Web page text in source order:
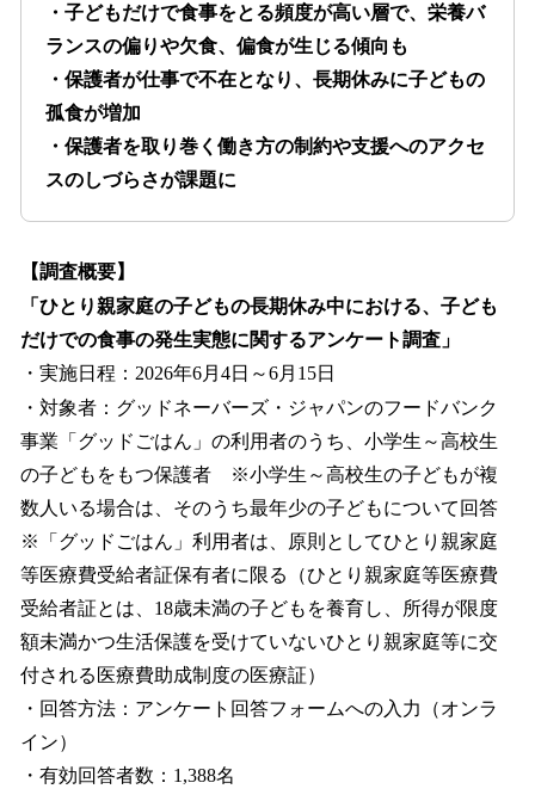
・子どもだけで食事をとる頻度が高い層で、栄養バ
ランスの偏りや欠食、偏食が生じる傾向も
・保護者が仕事で不在となり、長期休みに子どもの
孤食が増加
・保護者を取り巻く働き方の制約や支援へのアクセ
スのしづらさが課題に
【調査概要】
「ひとり親家庭の子どもの長期休み中における、子ども
だけでの食事の発生実態に関するアンケート調査」
・実施日程：2026年6月4日～6月15日
・対象者：グッドネーバーズ・ジャパンのフードバンク
事業「グッドごはん」の利用者のうち、小学生～高校生
の子どもをもつ保護者 ※小学生～高校生の子どもが複
数人いる場合は、そのうち最年少の子どもについて回答
※「グッドごはん」利用者は、原則としてひとり親家庭
等医療費受給者証保有者に限る（ひとり親家庭等医療費
受給者証とは、18歳未満の子どもを養育し、所得が限度
額未満かつ生活保護を受けていないひとり親家庭等に交
付される医療費助成制度の医療証）
・回答方法：アンケート回答フォームへの入力（オンラ
イン）
・有効回答者数：1,388名